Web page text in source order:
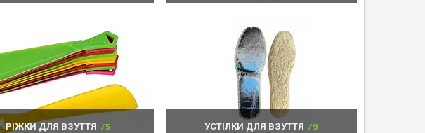
РІЖКИ ДЛЯ ВЗУТТЯ 5 УСТІЛКИ ДЛЯ ВЗУТТЯ 9